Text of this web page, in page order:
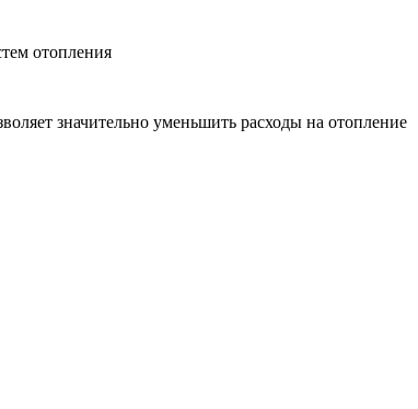
отопления
значительно уменьшить расходы на отопление